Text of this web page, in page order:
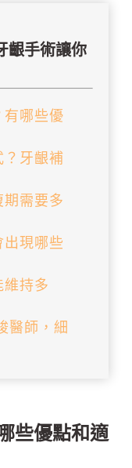
齦手術讓你
有哪些優
？牙齦補
需要多
現哪些
維持多
醫師，細
些優點和適